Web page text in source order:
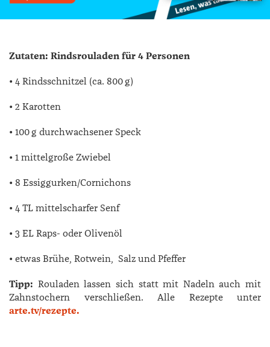
Zutaten: Rindsrouladen für 4 Personen
• 4 Rindsschnitzel (ca. 800 g)
• 2 Karotten
• 100 g durchwachsener Speck
• 1 mittelgroße Zwiebel
• 8 Essiggurken/Cornichons
• 4 TL mittelscharfer Senf
• 3 EL Raps- oder Olivenöl
• etwas Brühe, Rotwein, Salz und Pfeffer
Tipp: Rouladen lassen sich statt mit Nadeln auch mit
Zahnstochern verschließen. Alle Rezepte unter
arte.tv/rezepte.